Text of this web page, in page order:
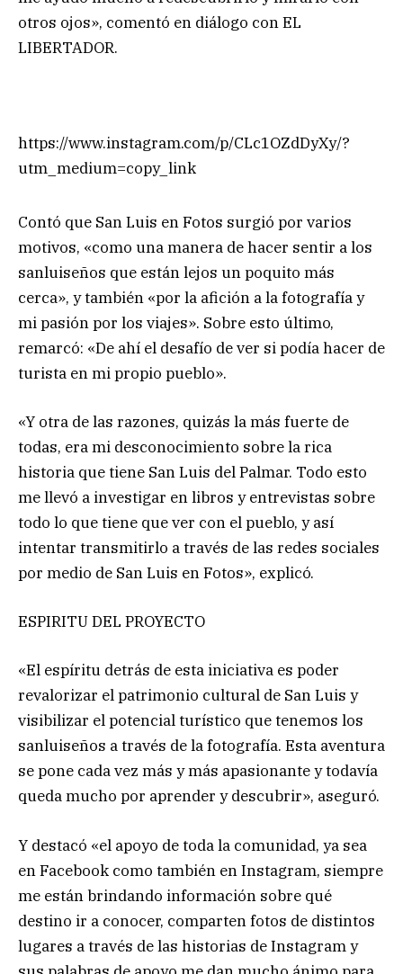
otros ojos», comentó en diálogo con EL
LIBERTADOR.
https://www.instagram.com/p/CLc1OZdDyXy/?
utm_medium=copy_link
Contó que San Luis en Fotos surgió por varios
motivos, «como una manera de hacer sentir a los
sanluiseños que están lejos un poquito más
cerca», y también «por la afición a la fotografía y
mi pasión por los viajes». Sobre esto último,
remarcó: «De ahí el desafío de ver si podía hacer de
turista en mi propio pueblo».
«Y otra de las razones, quizás la más fuerte de
todas, era mi desconocimiento sobre la rica
historia que tiene San Luis del Palmar. Todo esto
me llevó a investigar en libros y entrevistas sobre
todo lo que tiene que ver con el pueblo, y así
intentar transmitirlo a través de las redes sociales
por medio de San Luis en Fotos», explicó.
ESPIRITU DEL PROYECTO
«El espíritu detrás de esta iniciativa es poder
revalorizar el patrimonio cultural de San Luis y
visibilizar el potencial turístico que tenemos los
sanluiseños a través de la fotografía. Esta aventura
se pone cada vez más y más apasionante y todavía
queda mucho por aprender y descubrir», aseguró.
Y destacó «el apoyo de toda la comunidad, ya sea
en Facebook como también en Instagram, siempre
me están brindando información sobre qué
destino ir a conocer, comparten fotos de distintos
lugares a través de las historias de Instagram y